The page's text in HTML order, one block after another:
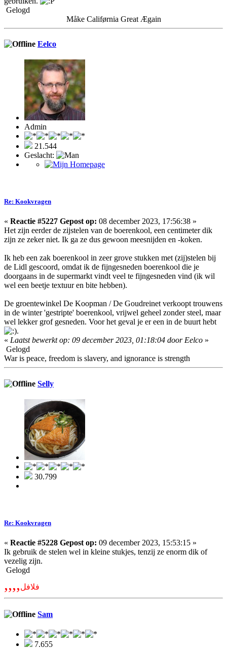
Gelogd
Måke Califørnia Great Ægain
Eelco
Admin
21.544
Geslacht:
Re: Kookvragen
« Reactie #5227 Gepost op: 08 december 2023, 17:56:38 »
Het zijn eerder de zijstelen van de boerenkool, een centimeter dik
zijn ze zeker niet. Ik ga ze dus gewoon meesnijden en -koken.
Ik heb een zak boerenkool in zeer grove stukken met (zij)stelen bij
de Lidl gescoord, omdat ik de fijngesneden boerenkool die je
doorgaans in de supermarkt vindt veel te fijngesneden vind (ik wil
wel een beetje textuur en bite hebben).
De groentewinkel De Koopman / De Goudreinet verkoopt trouwens
in de winter 'gestripte' boerenkool, vrijwel geheel zonder steel, maar
wel lekker grof gesneden. Voor het geval je er een in de buurt hebt
.
« Laatst bewerkt op: 09 december 2023, 01:18:04 door Eelco »
Gelogd
War is peace, freedom is slavery, and ignorance is strength
Selly
30.799
Re: Kookvragen
« Reactie #5228 Gepost op: 09 december 2023, 15:53:15 »
Ik gebruik de stelen wel in kleine stukjes, tenzij ze enorm dik of
vezelig zijn.
Gelogd
,,,,فلافل
Sam
7.655